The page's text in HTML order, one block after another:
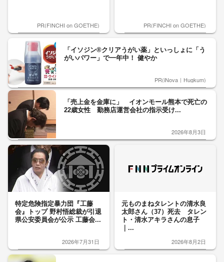
PR(FINCHI on GOETHE) PR(FINCHI on GOETHE)
「イソジン®クリアうがい薬」といっしょに「う
がいパワー」で一年中！ 健やか
PR(iNova｜Hugkum)
「売上金を金庫に」 イオンモール熊本で死亡の
22歳女性 勤務店運営会社の指示受け...
2026年8月3日
特定危険指定暴力団『工藤
会』トップ 野村悟総裁が引退
県公安委員会が公示 工藤会...
2026年7月31日
元ものまねタレントの清水良
太郎さん（37）死去 タレン
ト・清水アキラさんの息子
｜...
2026年8月2日